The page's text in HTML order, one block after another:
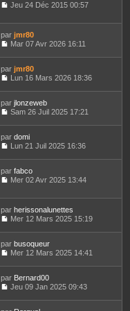
d
n
m
e
s
s
a
e
r
e
d
e
r
n
e
r
m
s
a
s
u
l
t
e
l
e
d
n
m
e
s
a
g
Jeu 24 Déc 2015 00:57
par jmr80
o
n
s
t
e
e
d
e
r
n
m
e
s
a
g
e
Mar 07 Avr 2026 16:11
par jmr80
o
n
s
t
e
e
d
n
m
e
s
a
g
e
Lun 16 Mars 2026 18:36
par jlonzeweb
o
n
s
t
e
l
e
d
n
m
e
s
Sam 26 Juil 2025 17:21
par domi
o
n
s
l
t
e
l
e
d
n
Lun 21 Juil 2025 16:36
par fabco
s
u
l
t
e
l
e
d
Mer 02 Avr 2025 13:44
par herissonalunettes
o
n
s
t
e
Mer 12 Mars 2025 15:19
par busoqueur
o
n
s
Mer 12 Mars 2025 14:41
par Bernard00
o
Jeu 09 Jan 2025 09:43